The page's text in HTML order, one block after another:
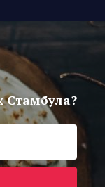
Стамбула?